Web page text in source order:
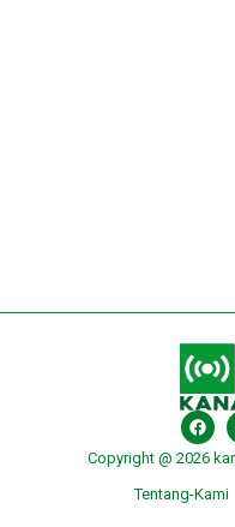
Copyright @ 2026
Tentang-Kami